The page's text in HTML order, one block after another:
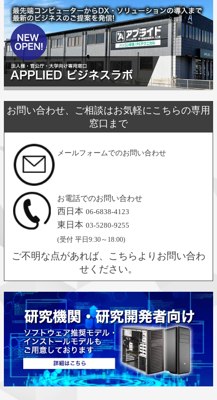
お問い合わせ、ご相談はお気軽にこちらの専用
窓口まで
メールフォームでのお問い合わせ
お電話でのお問い合わせ
西日本 06-6838-4123
東日本 03-5280-9255
(受付 平日9:30～18:00)
ご不明な点があれば、こちらよりお問い合わ
せください。